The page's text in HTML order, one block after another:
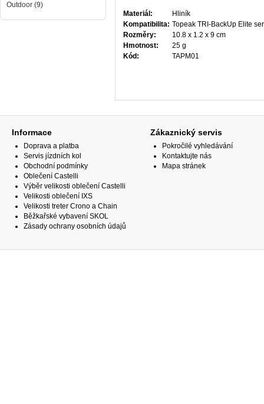
Materiál:
Hliník
Kompatibilita: Topeak TRI-BackUp Elite
Rozměry:
10.8 x 1.2 x 9 cm
Hmotnost:
25 g
Kód:
TAPM01
Outdoor (9)
Informace
Doprava a platba
Servis jízdních kol
Obchodní podmínky
Oblečení Castelli
Výběr velikosti oblečení Castelli
Velikosti oblečení IXS
Velikosti treter Crono a Chain
Běžkařské vybavení SKOL
Zásady ochrany osobních údajů
Zákaznický servis
Pokročilé vyhledávání
Kontaktujte nás
Mapa stránek